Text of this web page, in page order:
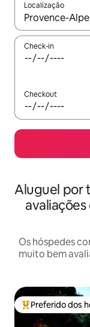
Localização
Quando os
Check-in
Checkout
Aluguel por
Os hóspedes
muito bem
Entre os
Preferido dos